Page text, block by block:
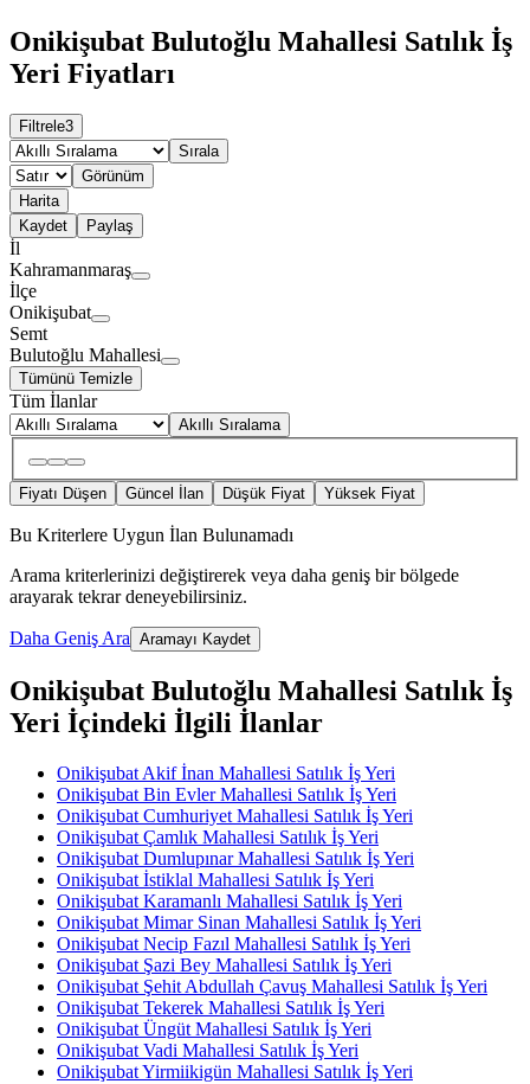
Onikişubat Bulutoğlu Mahallesi Satılık İş
Yeri Fiyatları
Filtrele3
Sırala
Görünüm
Harita
Kaydet
Paylaş
İl
Kahramanmaraş
İlçe
Onikişubat
Semt
Bulutoğlu Mahallesi
Tümünü Temizle
Tüm İlanlar
Akıllı Sıralama
Fiyatı Düşen Güncel İlan Düşük Fiyat Yüksek Fiyat
Bu Kriterlere Uygun İlan Bulunamadı
Arama kriterlerinizi değiştirerek veya daha geniş bir bölgede
arayarak tekrar deneyebilirsiniz.
Daha Geniş Ara Aramayı Kaydet
Onikişubat Bulutoğlu Mahallesi Satılık İş
Yeri İçindeki İlgili İlanlar
Onikişubat Akif İnan Mahallesi Satılık İş Yeri
Onikişubat Bin Evler Mahallesi Satılık İş Yeri
Onikişubat Cumhuriyet Mahallesi Satılık İş Yeri
Onikişubat Çamlık Mahallesi Satılık İş Yeri
Onikişubat Dumlupınar Mahallesi Satılık İş Yeri
Onikişubat İstiklal Mahallesi Satılık İş Yeri
Onikişubat Karamanlı Mahallesi Satılık İş Yeri
Onikişubat Mimar Sinan Mahallesi Satılık İş Yeri
Onikişubat Necip Fazıl Mahallesi Satılık İş Yeri
Onikişubat Şazi Bey Mahallesi Satılık İş Yeri
Onikişubat Şehit Abdullah Çavuş Mahallesi Satılık İş Yeri
Onikişubat Tekerek Mahallesi Satılık İş Yeri
Onikişubat Üngüt Mahallesi Satılık İş Yeri
Onikişubat Vadi Mahallesi Satılık İş Yeri
Onikişubat Yirmiikigün Mahallesi Satılık İş Yeri